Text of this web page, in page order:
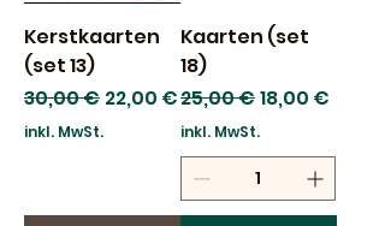
Kerstkaarten
(set 13)
Standardpreis
30,00 € Sale-Preis
22,00 €
inkl. MwSt.
Kaarten (set
18)
Standardpreis
25,00 €Sale-Preis
18,00 €
inkl. MwSt.